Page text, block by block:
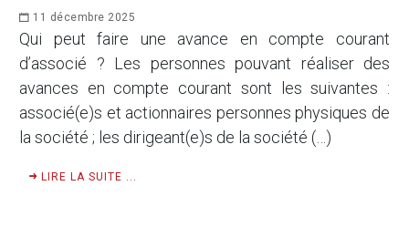
11 décembre 2025
Qui peut faire une avance en compte courant
d’associé ? Les personnes pouvant réaliser des
avances en compte courant sont les suivantes :
associé(e)s et actionnaires personnes physiques de
la société ; les dirigeant(e)s de la société (…)
LIRE LA SUITE ...